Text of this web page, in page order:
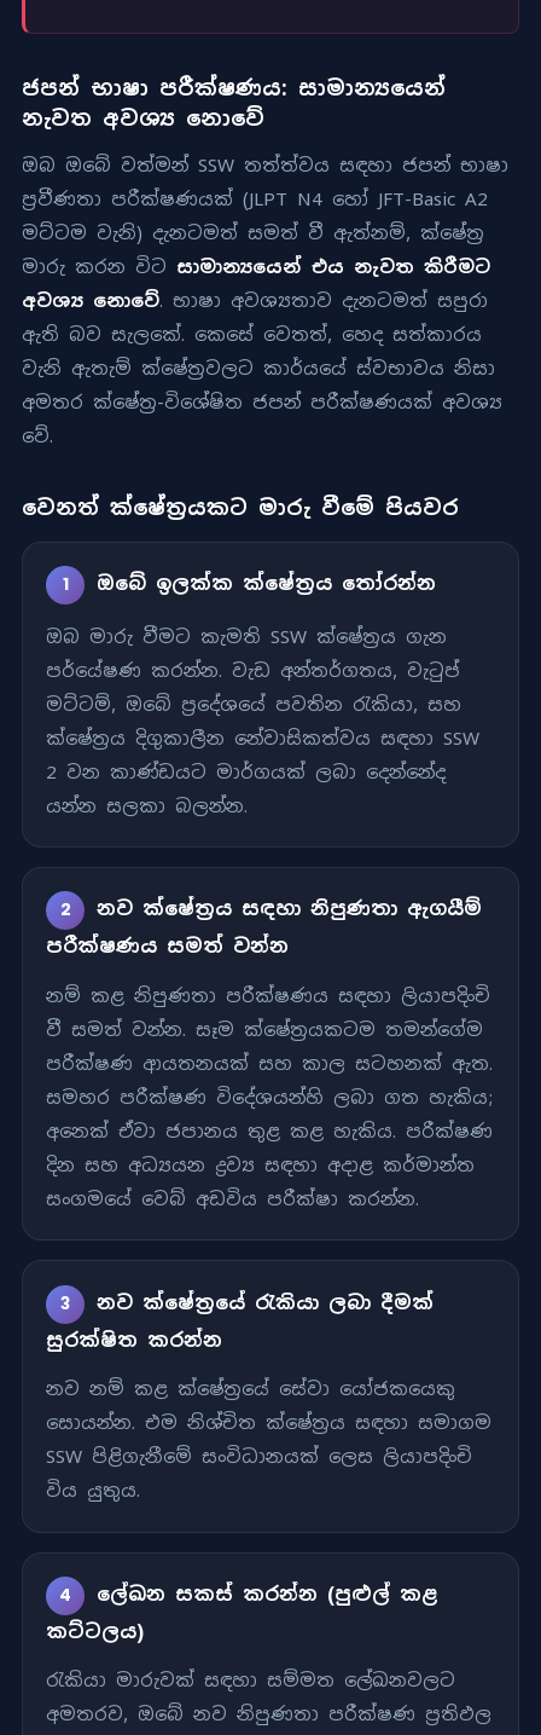
ජපන් භාෂා පරීක්ෂණය: සාමාන්‍යයෙන්
නැවත අවශ්‍ය නොවේ
ඔබ ඔබේ වත්මන් SSW තත්ත්වය සඳහා ජපන් භාෂා
ප්‍රවීණතා පරීක්ෂණයක් (JLPT N4 හෝ JFT-Basic A2
මට්ටම වැනි) දැනටමත් සමත් වී ඇත්නම්, ක්ෂේත්‍ර
මාරු කරන විට සාමාන්‍යයෙන් එය නැවත කිරීමට
අවශ්‍ය නොවේ. භාෂා අවශ්‍යතාව දැනටමත් සපුරා
ඇති බව සැලකේ. කෙසේ වෙතත්, හෙද සත්කාරය
වැනි ඇතැම් ක්ෂේත්‍රවලට කාර්යයේ ස්වභාවය නිසා
අමතර ක්ෂේත්‍ර-විශේෂිත ජපන් පරීක්ෂණයක් අවශ්‍ය
වේ.
වෙනත් ක්ෂේත්‍රයකට මාරු වීමේ පියවර
1 ඔබේ ඉලක්ක ක්ෂේත්‍රය තෝරන්න
ඔබ මාරු වීමට කැමති SSW ක්ෂේත්‍රය ගැන
පර්යේෂණ කරන්න. වැඩ අන්තර්ගතය, වැටුප්
මට්ටම්, ඔබේ ප්‍රදේශයේ පවතින රැකියා, සහ
ක්ෂේත්‍රය දිගුකාලීන නේවාසිකත්වය සඳහා SSW
2 වන කාණ්ඩයට මාර්ගයක් ලබා දෙන්නේද
යන්න සලකා බලන්න.
2
නව ක්ෂේත්‍රය සඳහා නිපුණතා ඇගයීම්
පරීක්ෂණය සමත් වන්න
නම් කළ නිපුණතා පරීක්ෂණය සඳහා ලියාපදිංචි
වී සමත් වන්න. සෑම ක්ෂේත්‍රයකටම තමන්ගේම
පරීක්ෂණ ආයතනයක් සහ කාල සටහනක් ඇත.
සමහර පරීක්ෂණ විදේශයන්හි ලබා ගත හැකිය;
අනෙක් ඒවා ජපානය තුළ කළ හැකිය. පරීක්ෂණ
දින සහ අධ්‍යයන ද්‍රව්‍ය සඳහා අදාළ කර්මාන්ත
සංගමයේ වෙබ් අඩවිය පරීක්ෂා කරන්න.
3
නව ක්ෂේත්‍රයේ රැකියා ලබා දීමක්
සුරක්ෂිත කරන්න
නව නම් කළ ක්ෂේත්‍රයේ සේවා යෝජකයෙකු
සොයන්න. එම නිශ්චිත ක්ෂේත්‍රය සඳහා සමාගම
SSW පිළිගැනීමේ සංවිධානයක් ලෙස ලියාපදිංචි
විය යුතුය.
4
ලේඛන සකස් කරන්න (පුළුල් කළ
කට්ටලය)
රැකියා මාරුවක් සඳහා සම්මත ලේඛනවලට
අමතරව, ඔබේ නව නිපුණතා පරීක්ෂණ ප්‍රතිඵල